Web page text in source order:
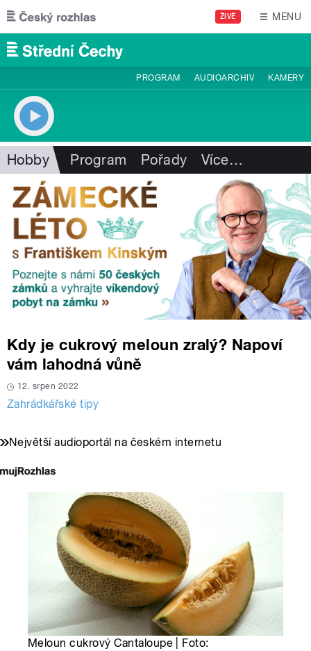
Přejít k hlavnímu obsahu
ŽIVĚ MENU
PROGRAM AUDIOARCHIV KAMERY
Hobby Program Pořady Více…
Kdy je cukrový meloun zralý? Napoví
vám lahodná vůně
12. srpen 2022
Zahrádkářské tipy
Největší audioportál na českém internetu
Meloun cukrový Cantaloupe | Foto: